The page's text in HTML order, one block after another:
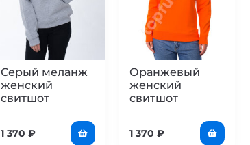
Серый меланж
женский
свитшот
1 370 ₽
Оранжевый
женский
свитшот
1 370₽